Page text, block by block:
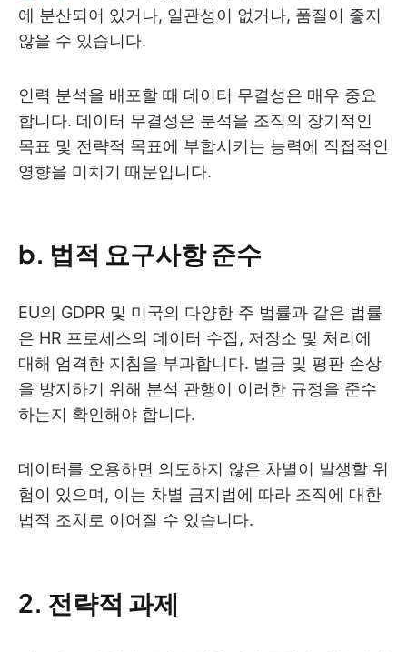
에 분산되어 있거나, 일관성이 없거나, 품질이 좋지
않을 수 있습니다.
인력 분석을 배포할 때 데이터 무결성은 매우 중요
합니다. 데이터 무결성은 분석을 조직의 장기적인
목표 및 전략적 목표에 부합시키는 능력에 직접적인
영향을 미치기 때문입니다.
b. 법적 요구사항 준수
EU의 GDPR 및 미국의 다양한 주 법률과 같은 법률
은 HR 프로세스의 데이터 수집, 저장소 및 처리에
대해 엄격한 지침을 부과합니다. 벌금 및 평판 손상
을 방지하기 위해 분석 관행이 이러한 규정을 준수
하는지 확인해야 합니다.
데이터를 오용하면 의도하지 않은 차별이 발생할 위
험이 있으며, 이는 차별 금지법에 따라 조직에 대한
법적 조치로 이어질 수 있습니다.
2. 전략적 과제